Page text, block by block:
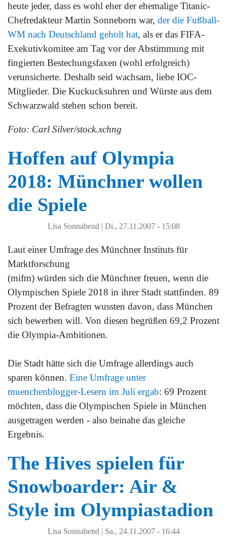
heute jeder, dass es wohl eher der ehemalige Titanic-
Chefredakteur Martin Sonneborn war, der die Fußball-
WM nach Deutschland geholt hat, als er das FIFA-
Exekutivkomitee am Tag vor der Abstimmung mit
fingierten Bestechungsfaxen (wohl erfolgreich)
verunsicherte. Deshalb seid wachsam, liebe IOC-
Mitglieder. Die Kuckucksuhren und Würste aus dem
Schwarzwald stehen schon bereit.
Foto: Carl Silver/stock.xchng
Hoffen auf Olympia
2018: Münchner wollen
die Spiele
Lisa Sonnabend Di., 27.11.2007 - 15:08
Laut einer Umfrage des Münchner Instituts für
Marktforschung
(mifm) würden sich die Münchner freuen, wenn die
Olympischen Spiele 2018 in ihrer Stadt stattfinden. 89
Prozent der Befragten wussten davon, dass München
sich bewerben will. Von diesen begrüßen 69,2 Prozent
die Olympia-Ambitionen.
Die Stadt hätte sich die Umfrage allerdings auch
sparen können. Eine Umfrage unter
muenchenblogger-Lesern im Juli ergab: 69 Prozent
möchten, dass die Olympischen Spiele in München
ausgetragen werden - also beinahe das gleiche
Ergebnis.
The Hives spielen für
Snowboarder: Air &
Style im Olympiastadion
Lisa Sonnabend | Sa., 24.11.2007 - 16:44